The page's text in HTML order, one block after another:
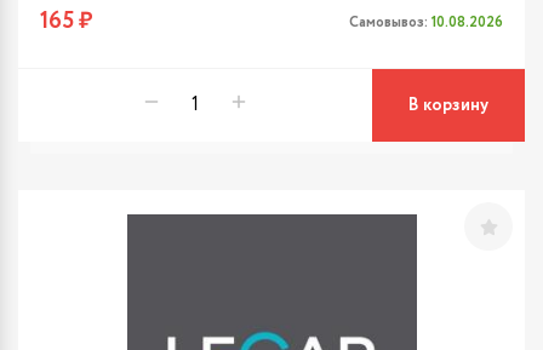
165 ₽ Самовывоз: 10.08.2026
В корзину